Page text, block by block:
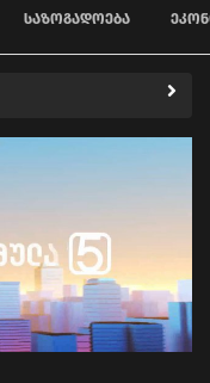
ᲡᲐᲖᲝᲒᲐᲓᲝᲔᲑᲐ